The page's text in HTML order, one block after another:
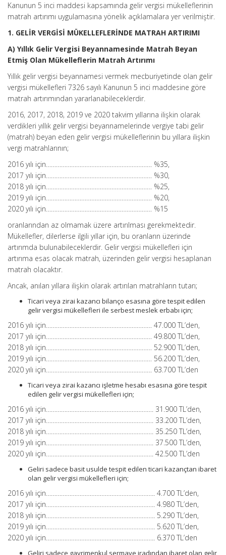
Kanunun 5 inci maddesi kapsamında gelir vergisi mükelleflerinin
matrah artırımı uygulamasına yönelik açıklamalara yer verilmiştir.
1. GELİR VERGİSİ MÜKELLEFLERİNDE MATRAH ARTIRIMI
A) Yıllık Gelir Vergisi Beyannamesinde Matrah Beyan
Etmiş Olan Mükelleflerin Matrah Artırımı
Yıllık gelir vergisi beyannamesi vermek mecburiyetinde olan gelir
vergisi mükellefleri 7326 sayılı Kanunun 5 inci maddesine göre
matrah artırımından yararlanabileceklerdir.
2016, 2017, 2018, 2019 ve 2020 takvim yıllarına ilişkin olarak
verdikleri yıllık gelir vergisi beyannamelerinde vergiye tabi gelir
(matrah) beyan eden gelir vergisi mükelleflerinin bu yıllara ilişkin
vergi matrahlarının;
2016 yılı için……………………………………………………… %35,
2017 yılı için……………………………………………………… %30,
2018 yılı için……………………………………………………… %25,
2019 yılı için……………………………………………………… %20,
2020 yılı için……………………………………………………… %15
oranlarından az olmamak üzere artırılması gerekmektedir.
Mükellefler, dilerlerse ilgili yıllar için, bu oranların üzerinde
artırımda bulunabileceklerdir. Gelir vergisi mükellefleri için
artırıma esas olacak matrah, üzerinden gelir vergisi hesaplanan
matrah olacaktır.
Ancak, anılan yıllara ilişkin olarak artırılan matrahların tutarı;
Ticari veya zirai kazancı bilanço esasına göre tespit edilen
gelir vergisi mükellefleri ile serbest meslek erbabı için;
2016 yılı için……………………………………………………… 47.000 TL’den,
2017 yılı için……………………………………………………… 49.800 TL’den,
2018 yılı için……………………………………………………… 52.900 TL’den,
2019 yılı için……………………………………………………… 56.200 TL’den,
2020 yılı için……………………………………………………… 63.700 TL’den
Ticari veya zirai kazancı işletme hesabı esasına göre tespit
edilen gelir vergisi mükellefleri için;
2016 yılı için………………………………………………………. 31.900 TL’den,
2017 yılı için………………………………………………………. 33.200 TL’den,
2018 yılı için………………………………………………………. 35.250 TL’den,
2019 yılı için………………………………………………………. 37.500 TL’den,
2020 yılı için………………………………………………………. 42.500 TL’den
Geliri sadece basit usulde tespit edilen ticari kazançtan ibaret
olan gelir vergisi mükellefleri için;
2016 yılı için……………………………………………………….. 4.700 TL’den,
2017 yılı için……………………………………………………….. 4.980 TL’den,
2018 yılı için……………………………………………………….. 5.290 TL’den,
2019 yılı için……………………………………………………….. 5.620 TL’den,
2020 yılı için……………………………………………………….. 6.370 TL’den
Geliri sadece gayrimenkul sermaye iradından ibaret olan gelir